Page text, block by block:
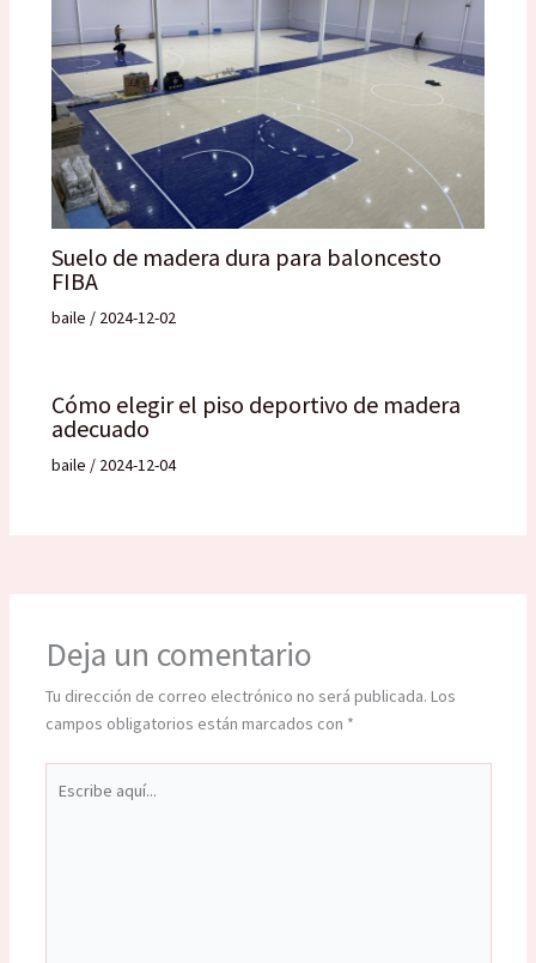
Suelo de madera dura para baloncesto
FIBA
baile / 2024-12-02
Cómo elegir el piso deportivo de madera
adecuado
baile / 2024-12-04
Deja un comentario
Tu dirección de correo electrónico no será publicada. Los
campos obligatorios están marcados con *
aquí...